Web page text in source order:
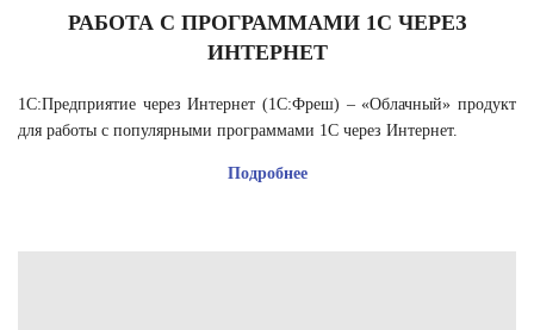
РАБОТА С ПРОГРАММАМИ 1С ЧЕРЕЗ
ИНТЕРНЕТ
1С:Предприятие через Интернет (1С:Фреш) – «Облачный» продукт
для работы с популярными программами 1С через Интернет.
Подробнее